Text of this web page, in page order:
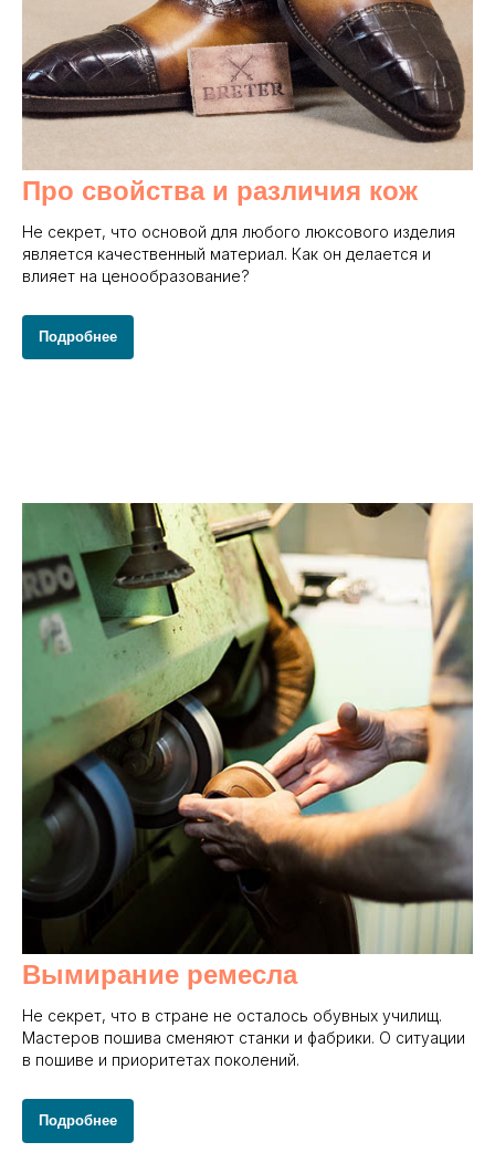
Про свойства и различия кож
Не секрет, что основой для любого люксового изделия
является качественный материал. Как он делается и
влияет на ценообразование?
Подробнее
Вымирание ремесла
Не секрет, что в стране не осталось обувных училищ.
Мастеров пошива сменяют станки и фабрики. О ситуации
в пошиве и приоритетах поколений.
Подробнее